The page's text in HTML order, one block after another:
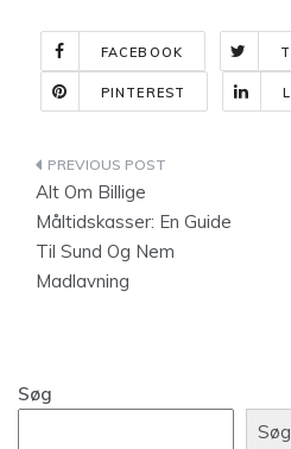
FACEBOOK
PINTEREST
Indlægsnavigation
Alt Om Billige
Måltidskasser: En Guide
Til Sund Og Nem
Madlavning
Søg
Søg